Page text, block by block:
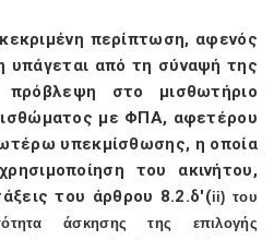
περίπτωση, αφενός
υπάγεται από τη σύναψή της
στο μισθωτήριο
με ΦΠΑ, αφετέρου
υπεκμίσθωσης, η οποία
του ακινήτου,
του άρθρου 8.2.δ'(ii) του
άσκησης της επιλογής